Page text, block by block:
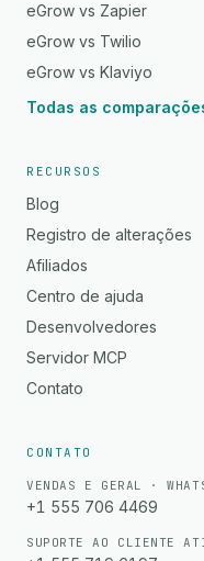
eGrow vs Zapier
eGrow vs Twilio
eGrow vs Klaviyo
Todas as
RECURSOS
Blog
Registro de alterações
Afiliados
Centro de ajuda
Desenvolvedores
Servidor MCP
Contato
CONTATO
VENDAS E GERAL ·
+1 555 706 4469
SUPORTE AO CLIENTE